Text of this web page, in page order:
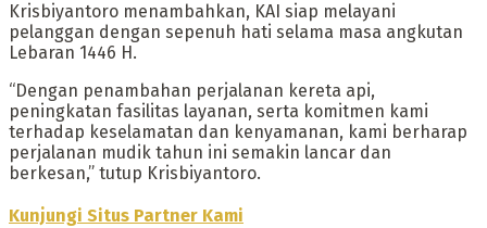
Krisbiyantoro menambahkan, KAI siap melayani
pelanggan dengan sepenuh hati selama masa angkutan
Lebaran 1446 H.
“Dengan penambahan perjalanan kereta api,
peningkatan fasilitas layanan, serta komitmen kami
terhadap keselamatan dan kenyamanan, kami berharap
perjalanan mudik tahun ini semakin lancar dan
berkesan,” tutup Krisbiyantoro.
Kunjungi Situs Partner Kami